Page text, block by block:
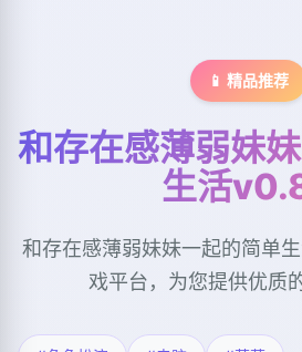
📱 精品推荐
和存在感薄弱妹
生活
和存在感薄弱妹妹一起的简单
戏平台，为您提供优质